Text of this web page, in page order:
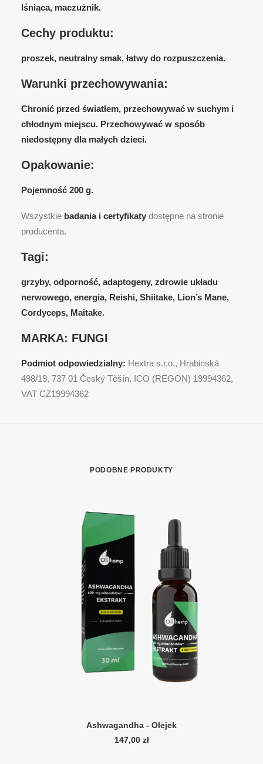
lśniąca, maczużnik.
Cechy produktu:
proszek, neutralny smak, łatwy do rozpuszczenia.
Warunki przechowywania:
Chronić przed światłem, przechowywać w suchym i
chłodnym miejscu. Przechowywać w sposób
niedostępny dla małych dzieci.
Opakowanie:
Pojemność 200 g.
Wszystkie badania i certyfikaty dostępne na stronie
producenta.
Tagi:
grzyby, odporność, adaptogeny, zdrowie układu
nerwowego, energia, Reishi, Shiitake, Lion’s Mane,
Cordyceps, Maitake.
MARKA: FUNGI
Podmiot odpowiedzialny: Hextra s.r.o., Hrabinská
498/19, 737 01 Český Těšín, ICO (REGON) 19994362,
VAT CZ19994362
PODOBNE PRODUKTY
DODAJ DO KOSZYKA
Ashwagandha - Olejek
147,00 zł